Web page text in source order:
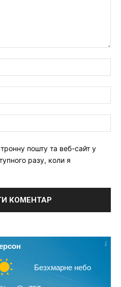
пошту та веб-сайт у
разу, коли я
Безхмарне небо